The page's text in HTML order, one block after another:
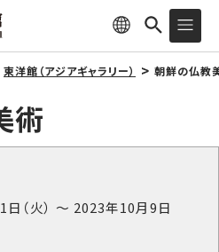
東洋館（アジアギャラリー） 朝鮮の仏教
術
（火） ～ 2023年10月9日